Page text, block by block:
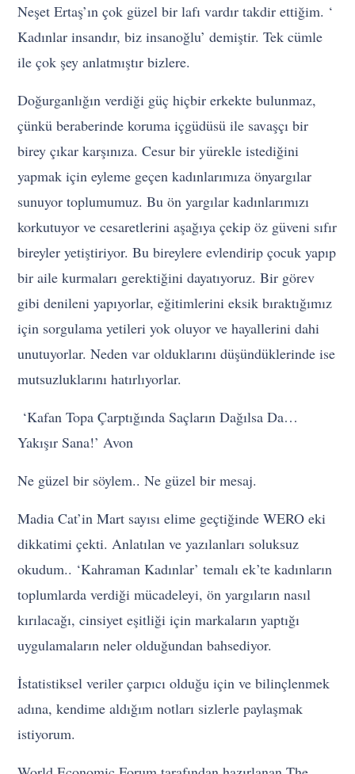
Neşet Ertaş’ın çok güzel bir lafı vardır takdir ettiğim. ‘
Kadınlar insandır, biz insanoğlu’ demiştir. Tek cümle
ile çok şey anlatmıştır bizlere.
Doğurganlığın verdiği güç hiçbir erkekte bulunmaz,
çünkü beraberinde koruma içgüdüsü ile savaşçı bir
birey çıkar karşınıza. Cesur bir yürekle istediğini
yapmak için eyleme geçen kadınlarımıza önyargılar
sunuyor toplumumuz. Bu ön yargılar kadınlarımızı
korkutuyor ve cesaretlerini aşağıya çekip öz güveni sıfır
bireyler yetiştiriyor. Bu bireylere evlendirip çocuk yapıp
bir aile kurmaları gerektiğini dayatıyoruz. Bir görev
gibi denileni yapıyorlar, eğitimlerini eksik bıraktığımız
için sorgulama yetileri yok oluyor ve hayallerini dahi
unutuyorlar. Neden var olduklarını düşündüklerinde ise
mutsuzluklarını hatırlıyorlar.
‘Kafan Topa Çarptığında Saçların Dağılsa Da…
Yakışır Sana!’ Avon
Ne güzel bir söylem.. Ne güzel bir mesaj.
Madia Cat’in Mart sayısı elime geçtiğinde WERO eki
dikkatimi çekti. Anlatılan ve yazılanları soluksuz
okudum.. ‘Kahraman Kadınlar’ temalı ek’te kadınların
toplumlarda verdiği mücadeleyi, ön yargıların nasıl
kırılacağı, cinsiyet eşitliği için markaların yaptığı
uygulamaların neler olduğundan bahsediyor.
İstatistiksel veriler çarpıcı olduğu için ve bilinçlenmek
adına, kendime aldığım notları sizlerle paylaşmak
istiyorum.